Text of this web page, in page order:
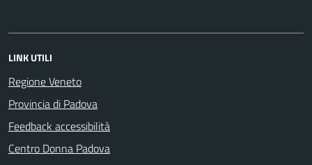
LINK UTILI
Regione Veneto
Provincia di Padova
Feedback accessibilità
Centro Donna Padova